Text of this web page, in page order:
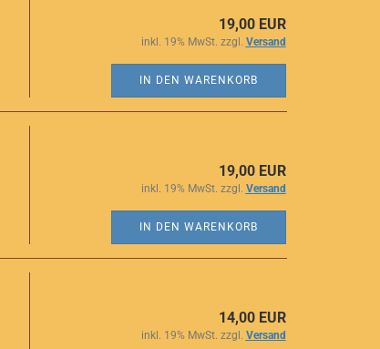
19,00 EUR
inkl. 19% MwSt. zzgl. Versand
IN DEN WARENKORB
19,00 EUR
inkl. 19% MwSt. zzgl. Versand
IN DEN WARENKORB
14,00 EUR
inkl. 19% MwSt. zzgl. Versand